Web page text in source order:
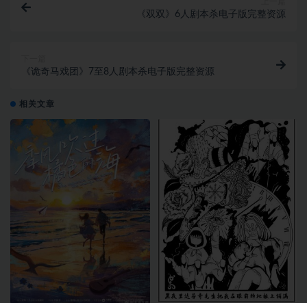
《双双》6人剧本杀电子版完整资源
《诡奇马戏团》7至8人剧本杀电子版完整资源
相关文章